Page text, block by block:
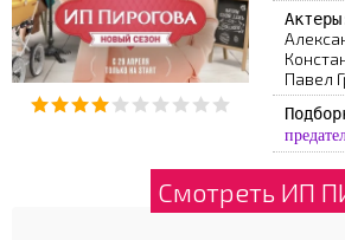
Павел
Смотреть ИП